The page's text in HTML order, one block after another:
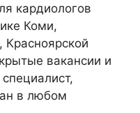
кардиологов
Коми,
Красноярской
вакансии и
в любом